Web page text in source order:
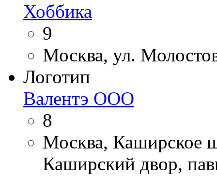
Хоббика
9
Москва, ул.
Логотип
Валентэ ООО
8
Москва, Каширское
Каширский двор,